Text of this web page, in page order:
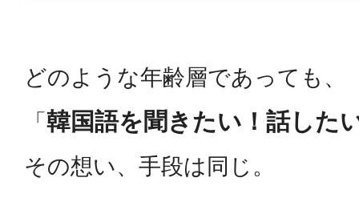
どのような年齢層であっても、
「 韓国語を聞きたい！話した
その想い、手段は同じ。